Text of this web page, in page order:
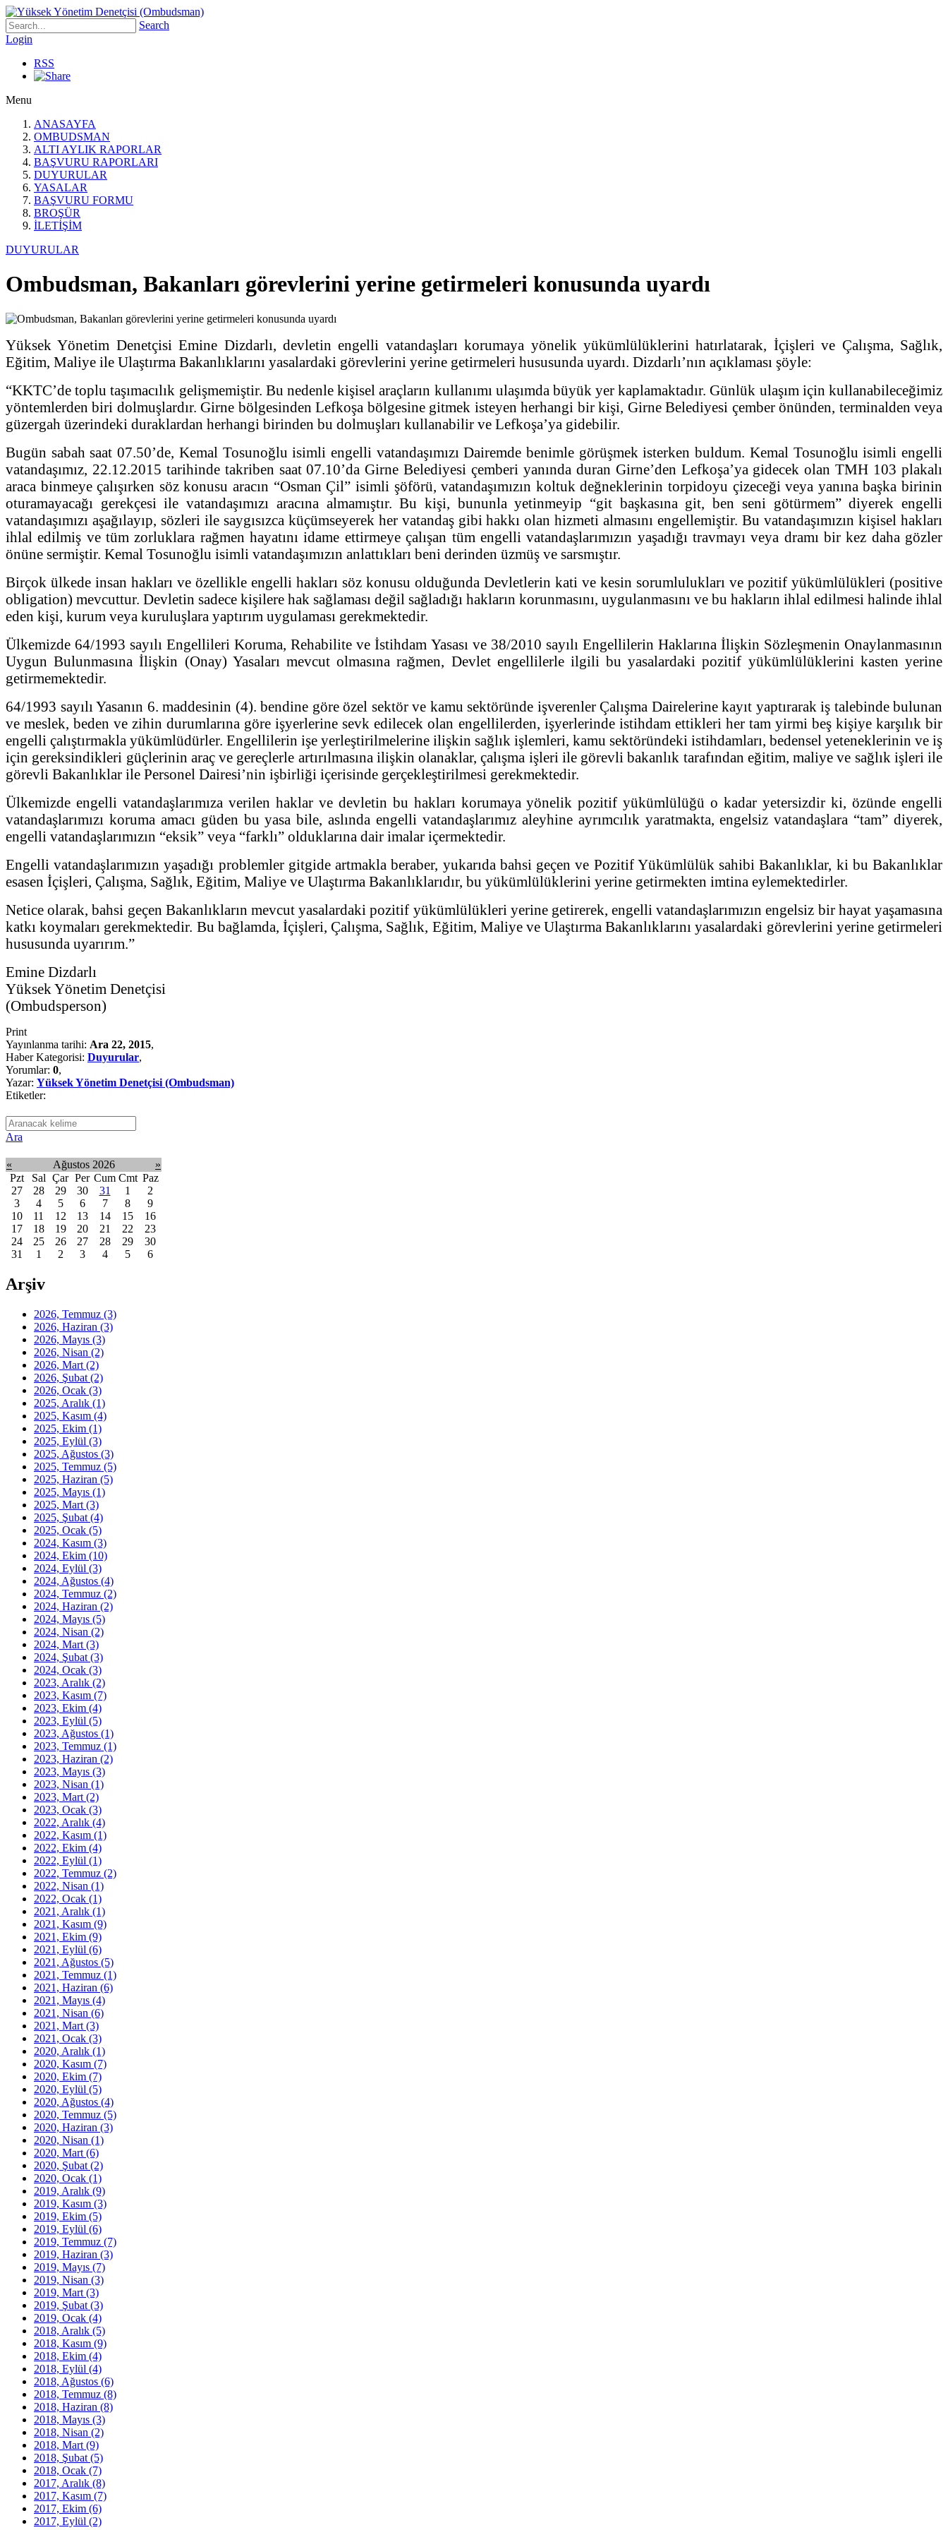
Search
Login
RSS
Menu
ANASAYFA
OMBUDSMAN
ALTI AYLIK RAPORLAR
BAŞVURU RAPORLARI
DUYURULAR
YASALAR
BAŞVURU FORMU
BROŞÜR
İLETİŞİM
DUYURULAR
Ombudsman, Bakanları görevlerini yerine getirmeleri konusunda uyardı
Yüksek Yönetim Denetçisi Emine Dizdarlı, devletin engelli vatandaşları korumaya yönelik yükümlülüklerini hatırlatarak, İçişleri ve Çalışma, Sağlık,
Eğitim, Maliye ile Ulaştırma Bakanlıklarını yasalardaki görevlerini yerine getirmeleri hususunda uyardı. Dizdarlı’nın açıklaması şöyle:
“KKTC’de toplu taşımacılık gelişmemiştir. Bu nedenle kişisel araçların kullanımı ulaşımda büyük yer kaplamaktadır. Günlük ulaşım için kullanabileceğimiz
yöntemlerden biri dolmuşlardır. Girne bölgesinden Lefkoşa bölgesine gitmek isteyen herhangi bir kişi, Girne Belediyesi çember önünden, terminalden veya
güzergah üzerindeki duraklardan herhangi birinden bu dolmuşları kullanabilir ve Lefkoşa’ya gidebilir.
Bugün sabah saat 07.50’de, Kemal Tosunoğlu isimli engelli vatandaşımızı Dairemde benimle görüşmek isterken buldum. Kemal Tosunoğlu isimli engelli
vatandaşımız, 22.12.2015 tarihinde takriben saat 07.10’da Girne Belediyesi çemberi yanında duran Girne’den Lefkoşa’ya gidecek olan TMH 103 plakalı
araca binmeye çalışırken söz konusu aracın “Osman Çil” isimli şöförü, vatandaşımızın koltuk değneklerinin torpidoyu çizeceği veya yanına başka birinin
oturamayacağı gerekçesi ile vatandaşımızı aracına almamıştır. Bu kişi, bununla yetinmeyip “git başkasına git, ben seni götürmem” diyerek engelli
vatandaşımızı aşağılayıp, sözleri ile saygısızca küçümseyerek her vatandaş gibi hakkı olan hizmeti almasını engellemiştir. Bu vatandaşımızın kişisel hakları
ihlal edilmiş ve tüm zorluklara rağmen hayatını idame ettirmeye çalışan tüm engelli vatandaşlarımızın yaşadığı travmayı veya dramı bir kez daha gözler
önüne sermiştir. Kemal Tosunoğlu isimli vatandaşımızın anlattıkları beni derinden üzmüş ve sarsmıştır.
Birçok ülkede insan hakları ve özellikle engelli hakları söz konusu olduğunda Devletlerin kati ve kesin sorumlulukları ve pozitif yükümlülükleri (positive
obligation) mevcuttur. Devletin sadece kişilere hak sağlaması değil sağladığı hakların korunmasını, uygulanmasını ve bu hakların ihlal edilmesi halinde ihlal
eden kişi, kurum veya kuruluşlara yaptırım uygulaması gerekmektedir.
Ülkemizde 64/1993 sayılı Engellileri Koruma, Rehabilite ve İstihdam Yasası ve 38/2010 sayılı Engellilerin Haklarına İlişkin Sözleşmenin Onaylanmasının
Uygun Bulunmasına İlişkin (Onay) Yasaları mevcut olmasına rağmen, Devlet engellilerle ilgili bu yasalardaki pozitif yükümlülüklerini kasten yerine
getirmemektedir.
64/1993 sayılı Yasanın 6. maddesinin (4). bendine göre özel sektör ve kamu sektöründe işverenler Çalışma Dairelerine kayıt yaptırarak iş talebinde bulunan
ve meslek, beden ve zihin durumlarına göre işyerlerine sevk edilecek olan engellilerden, işyerlerinde istihdam ettikleri her tam yirmi beş kişiye karşılık bir
engelli çalıştırmakla yükümlüdürler. Engellilerin işe yerleştirilmelerine ilişkin sağlık işlemleri, kamu sektöründeki istihdamları, bedensel yeteneklerinin ve iş
için gereksindikleri güçlerinin araç ve gereçlerle artırılmasına ilişkin olanaklar, çalışma işleri ile görevli bakanlık tarafından eğitim, maliye ve sağlık işleri ile
görevli Bakanlıklar ile Personel Dairesi’nin işbirliği içerisinde gerçekleştirilmesi gerekmektedir.
Ülkemizde engelli vatandaşlarımıza verilen haklar ve devletin bu hakları korumaya yönelik pozitif yükümlülüğü o kadar yetersizdir ki, özünde engelli
vatandaşlarımızı koruma amacı güden bu yasa bile, aslında engelli vatandaşlarımız aleyhine ayrımcılık yaratmakta, engelsiz vatandaşlara “tam” diyerek,
engelli vatandaşlarımızın “eksik” veya “farklı” olduklarına dair imalar içermektedir.
Engelli vatandaşlarımızın yaşadığı problemler gitgide artmakla beraber, yukarıda bahsi geçen ve Pozitif Yükümlülük sahibi Bakanlıklar, ki bu Bakanlıklar
esasen İçişleri, Çalışma, Sağlık, Eğitim, Maliye ve Ulaştırma Bakanlıklarıdır, bu yükümlülüklerini yerine getirmekten imtina eylemektedirler.
Netice olarak, bahsi geçen Bakanlıkların mevcut yasalardaki pozitif yükümlülükleri yerine getirerek, engelli vatandaşlarımızın engelsiz bir hayat yaşamasına
katkı koymaları gerekmektedir. Bu bağlamda, İçişleri, Çalışma, Sağlık, Eğitim, Maliye ve Ulaştırma Bakanlıklarını yasalardaki görevlerini yerine getirmeleri
hususunda uyarırım.”
Emine Dizdarlı
Yüksek Yönetim Denetçisi
(Ombudsperson)
Print
Yayınlanma tarihi: Ara 22, 2015,
Haber Kategorisi: Duyurular,
Yorumlar: 0,
Yazar: Yüksek Yönetim Denetçisi (Ombudsman)
Etiketler:
Ara
« Ağustos 2026
»
Pzt
Sal Çar Per Cum Cmt Paz
27
28 29 30 31 1
2
3
4 5 6 7 8
9
10
11 12 13 14 15
16
17
18 19 20 21 22
23
24
25 26 27 28 29
30
31
1 2 3 4 5 6
Arşiv
2026, Temmuz (3)
2026, Haziran (3)
2026, Mayıs (3)
2026, Nisan (2)
2026, Mart (2)
2026, Şubat (2)
2026, Ocak (3)
2025, Aralık (1)
2025, Kasım (4)
2025, Ekim (1)
2025, Eylül (3)
2025, Ağustos (3)
2025, Temmuz (5)
2025, Haziran (5)
2025, Mayıs (1)
2025, Mart (3)
2025, Şubat (4)
2025, Ocak (5)
2024, Kasım (3)
2024, Ekim (10)
2024, Eylül (3)
2024, Ağustos (4)
2024, Temmuz (2)
2024, Haziran (2)
2024, Mayıs (5)
2024, Nisan (2)
2024, Mart (3)
2024, Şubat (3)
2024, Ocak (3)
2023, Aralık (2)
2023, Kasım (7)
2023, Ekim (4)
2023, Eylül (5)
2023, Ağustos (1)
2023, Temmuz (1)
2023, Haziran (2)
2023, Mayıs (3)
2023, Nisan (1)
2023, Mart (2)
2023, Ocak (3)
2022, Aralık (4)
2022, Kasım (1)
2022, Ekim (4)
2022, Eylül (1)
2022, Temmuz (2)
2022, Nisan (1)
2022, Ocak (1)
2021, Aralık (1)
2021, Kasım (9)
2021, Ekim (9)
2021, Eylül (6)
2021, Ağustos (5)
2021, Temmuz (1)
2021, Haziran (6)
2021, Mayıs (4)
2021, Nisan (6)
2021, Mart (3)
2021, Ocak (3)
2020, Aralık (1)
2020, Kasım (7)
2020, Ekim (7)
2020, Eylül (5)
2020, Ağustos (4)
2020, Temmuz (5)
2020, Haziran (3)
2020, Nisan (1)
2020, Mart (6)
2020, Şubat (2)
2020, Ocak (1)
2019, Aralık (9)
2019, Kasım (3)
2019, Ekim (5)
2019, Eylül (6)
2019, Temmuz (7)
2019, Haziran (3)
2019, Mayıs (7)
2019, Nisan (3)
2019, Mart (3)
2019, Şubat (3)
2019, Ocak (4)
2018, Aralık (5)
2018, Kasım (9)
2018, Ekim (4)
2018, Eylül (4)
2018, Ağustos (6)
2018, Temmuz (8)
2018, Haziran (8)
2018, Mayıs (3)
2018, Nisan (2)
2018, Mart (9)
2018, Şubat (5)
2018, Ocak (7)
2017, Aralık (8)
2017, Kasım (7)
2017, Ekim (6)
2017, Eylül (2)